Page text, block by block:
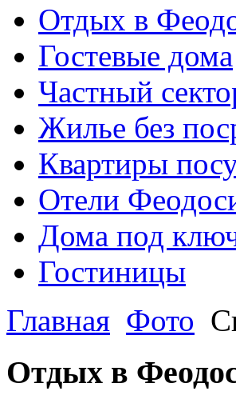
Отдых в
Гостевые дома
Частный
Жилье без
Квартиры
Отели
Дома под
Гостиницы
Главная Фото
Отдых в